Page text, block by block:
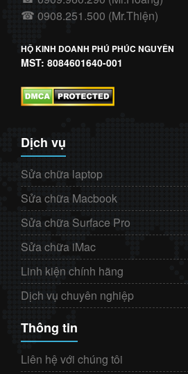
☎ 0908.251.500 (Mr.Thiện)
HỘ KINH DOANH PHÚ PHÚC NGUYÊN
MST: 8084601640-001
Dịch vụ
Sửa chữa laptop
Sửa chữa Macbook
Sửa chữa Surface Pro
Sửa chữa iMac
Linh kiện chính hãng
Dịch vụ chuyên nghiệp
Thông tin
Liên hệ với chúng tôi